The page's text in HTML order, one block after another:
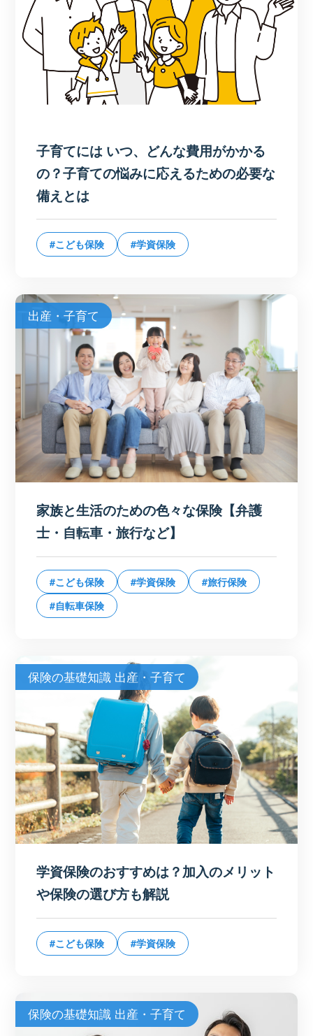
子育てには いつ、どんな費用がかかる
の？子育ての悩みに応えるための必要な
備えとは
#こども保険 #学資保険
出産・子育て
家族と生活のための色々な保険【弁護
士・自転車・旅行など】
#こども保険 #学資保険
#旅行保険
#自転車保険
保険の基礎知識 出産・子育て
学資保険のおすすめは？加入のメリット
や保険の選び方も解説
#こども保険 #学資保険
保険の基礎知識 出産・子育て